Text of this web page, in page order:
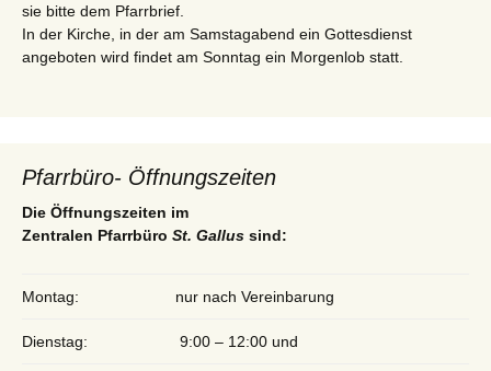
sie bitte dem Pfarrbrief.
In der Kirche, in der am Samstagabend ein Gottesdienst
angeboten wird findet am Sonntag ein Morgenlob statt.
Pfarrbüro- Öffnungszeiten
Die Öffnungszeiten im
Zentralen Pfarrbüro St. Gallus sind:
Montag: nur nach Vereinbarung
Dienstag: 9:00 – 12:00 und